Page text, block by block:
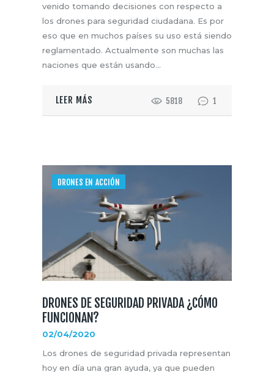
venido tomando decisiones con respecto a
los drones para seguridad ciudadana. Es por
eso que en muchos países su uso está siendo
reglamentado. Actualmente son muchas las
naciones que están usando…
LEER MÁS 5818 1
DRONES EN ACCIÓN
DRONES DE SEGURIDAD PRIVADA ¿CÓMO
FUNCIONAN?
02/04/2020
Los drones de seguridad privada representan
hoy en día una gran ayuda, ya que pueden